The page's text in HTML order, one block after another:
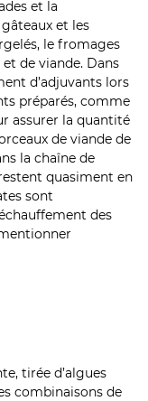
et la
et les
le fromages
de viande. Dans
d’adjuvants lors
préparés, comme
assurer la quantité
de viande de
la chaîne de
quasiment en
sont
des
tirée d’algues
combinaisons de